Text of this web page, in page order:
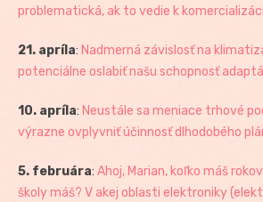
problematická, ak to vedie k
21. apríla: Nadmerná závislosť na
potenciálne oslabiť našu schopnosť
10. apríla: Neustále sa meniace trhové
výrazne ovplyvniť účinnosť dlhodobého
5. februára: Ahoj, Marian, koľko máš
školy máš? V akej oblasti elektroniky